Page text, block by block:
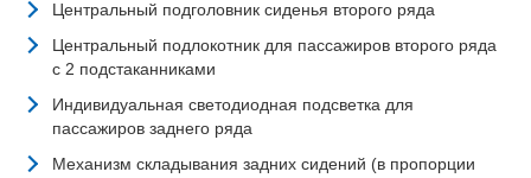
Центральный подголовник сиденья второго ряда
Центральный подлокотник для пассажиров второго ряда
с 2 подстаканниками
Индивидуальная светодиодная подсветка для
пассажиров заднего ряда
Механизм складывания задних сидений (в пропорции